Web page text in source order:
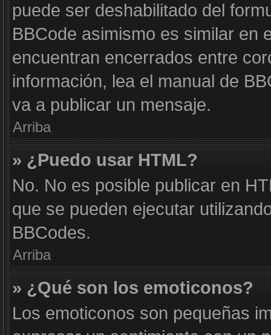
puede ser deshabilitado del
BBCode asimismo es similar en
encuentran encerrados entre
información, lea el manual de
va a publicar un mensaje.
Arriba
» ¿Puedo usar HTML?
No. No es posible publicar en
que se pueden ejecutar
BBCodes.
Arriba
» ¿Qué son los emoticonos?
Los emoticonos son pequeñas